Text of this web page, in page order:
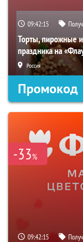
09:42:15
Торты, пирожные
праздника на
Россия
Промокод
-33%
09:42:15